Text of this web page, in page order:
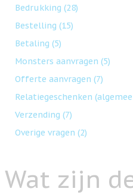
Wat zijn
Bedrukking (28)
Bestelling (15)
Betaling (5)
Monsters aanvragen (5)
Offerte aanvragen (7)
Relatiegeschenken
Verzending (7)
Overige vragen (2)